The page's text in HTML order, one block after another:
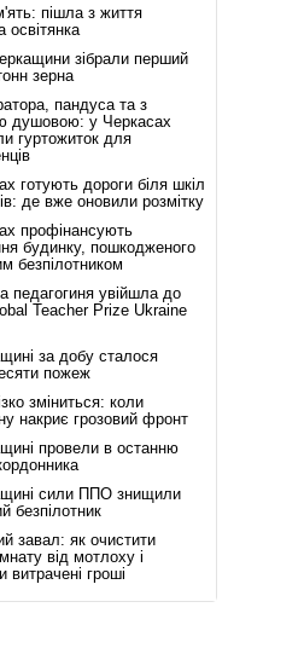
пішла з життя
освітянка
зібрали перший
зерна
пандуса та з
душовою: у Черкасах
гуртожиток для
готують дороги біля шкіл
де вже оновили розмітку
профінансують
будинку, пошкодженого
безпілотником
педагогиня увійшла до
Teacher Prize Ukraine
за добу сталося
пожеж
зміниться: коли
накриє грозовий фронт
провели в останню
сили ППО знищили
безпілотник
завал: як очистити
від мотлоху і
витрачені гроші